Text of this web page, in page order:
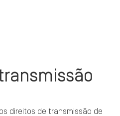
direitos de transmissão de